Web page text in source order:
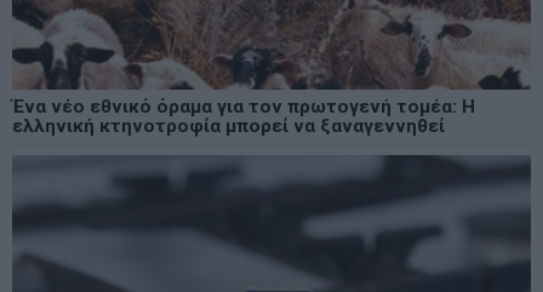
Ένα νέο εθνικό όραμα για τον πρωτογενή τομέα: Η
ελληνική κτηνοτροφία μπορεί να ξαναγεννηθεί